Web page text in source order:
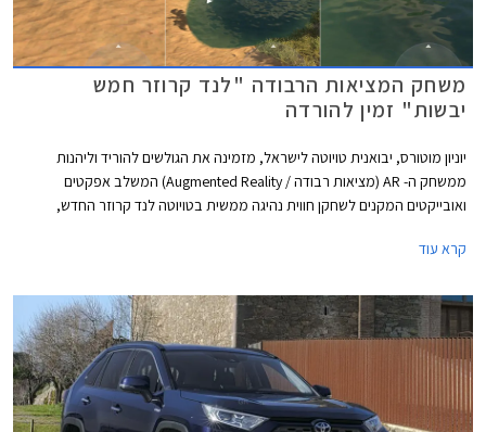
משחק המציאות הרבודה "לנד קרוזר חמש
יבשות" זמין להורדה
יוניון מוטורס, יבואנית טויוטה לישראל, מזמינה את הגולשים להוריד וליהנות
ממשחק ה- AR (מציאות רבודה / Augmented Reality) המשלב אפקטים
ואובייקטים המקנים לשחקן חווית נהיגה ממשית בטויוטה לנד קרוזר החדש,
קרא עוד